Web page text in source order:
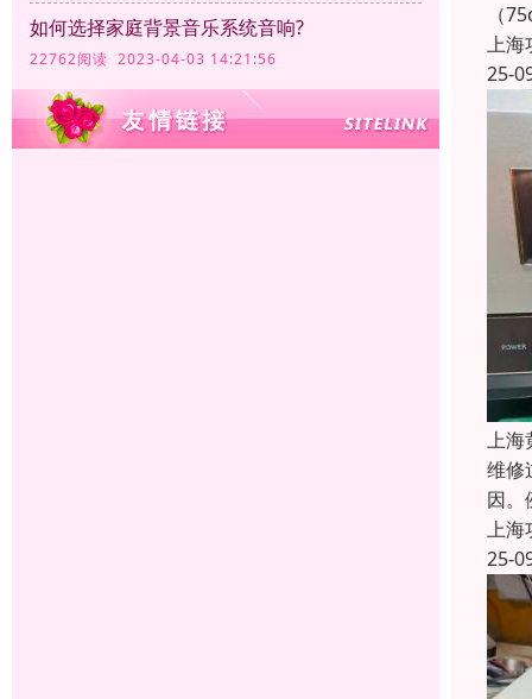
如何选择家庭背景音乐系统音响?
22762阅读 2023-04-03 14:21:56
（
上海
25-
上海
维修
因。
上海
25-